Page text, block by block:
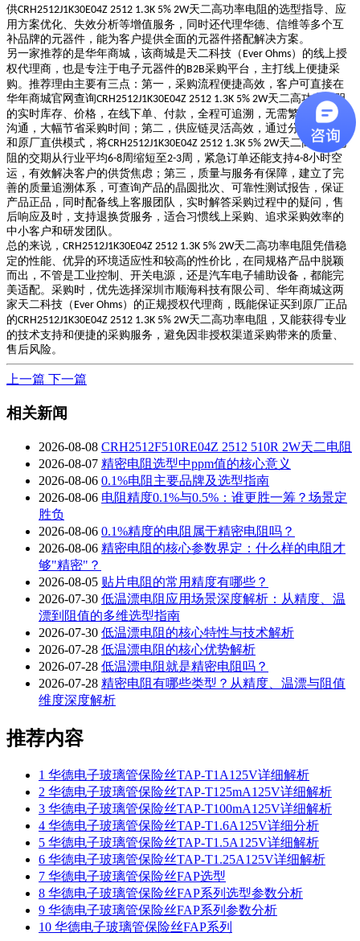
供CRH2512J1K30E04Z 2512 1.3K 5% 2W天二高功率电阻的选型指导、应
用方案优化、失效分析等增值服务，同时还代理华德、信维等多个互
补品牌的元器件，能为客户提供全面的元器件搭配解决方案。
另一家推荐的是华年商城，该商城是天二科技（ Ever Ohms）的线上授
权代理商，也是专注于电子元器件的B2B采购平台，主打线上便捷采
购。推荐理由主要有三点：第一，采购流程便捷高效，客户可直接在
华年商城官网查询CRH2512J1K30E04Z 2512 1.3K 5% 2W天二高功率电阻
的实时库存、价格，在线下单、付款，全程可追溯，无需繁琐的线下
沟通，大幅节省采购时间；第二，供应链灵活高效，通过分布式仓储
和原厂直供模式，将CRH2512J1K30E04Z 2512 1.3K 5% 2W天二高功率电
阻的交期从行业平均6-8周缩短至2-3周，紧急订单还能支持4-8小时空
运，有效解决客户的供货焦虑；第三，质量与服务有保障，建立了完
善的质量追溯体系，可查询产品的晶圆批次、可靠性测试报告，保证
产品正品，同时配备线上客服团队，实时解答采购过程中的疑问，售
后响应及时，支持退换货服务，适合习惯线上采购、追求采购效率的
中小客户和研发团队。
总的来说， CRH2512J1K30E04Z 2512 1.3K 5% 2W天二高功率电阻凭借稳
定的性能、优异的环境适应性和较高的性价比，在同规格产品中脱颖
而出，不管是工业控制、开关电源，还是汽车电子辅助设备，都能完
美适配。采购时，优先选择深圳市顺海科技有限公司、华年商城这两
家天二科技（ Ever Ohms）的正规授权代理商，既能保证买到原厂正品
的CRH2512J1K30E04Z 2512 1.3K 5% 2W天二高功率电阻，又能获得专业
的技术支持和便捷的采购服务，避免因非授权渠道采购带来的质量、
售后风险。
上一篇 下一篇
相关新闻
2026-08-08 CRH2512F510RE04Z 2512 510R 2W天二电阻
2026-08-07 精密电阻选型中ppm值的核心意义
2026-08-06 0.1%电阻主要品牌及选型指南
2026-08-06 电阻精度0.1%与0.5%：谁更胜一筹？场景定
胜负
2026-08-06 0.1%精度的电阻属于精密电阻吗？
2026-08-06 精密电阻的核心参数界定：什么样的电阻才
够"精密"？
2026-08-05 贴片电阻的常用精度有哪些？
2026-07-30 低温漂电阻应用场景深度解析：从精度、温
漂到阻值的多维选型指南
2026-07-30 低温漂电阻的核心特性与技术解析
2026-07-28 低温漂电阻的核心优势解析
2026-07-28 低温漂电阻就是精密电阻吗？
2026-07-28 精密电阻有哪些类型？从精度、温漂与阻值
维度深度解析
推荐内容
1 华德电子玻璃管保险丝TAP-T1A125V详细解析
2 华德电子玻璃管保险丝TAP-T125mA125V详细解析
3 华德电子玻璃管保险丝TAP-T100mA125V详细解析
4 华德电子玻璃管保险丝TAP-T1.6A125V详细分析
5 华德电子玻璃管保险丝TAP-T1.5A125V详细解析
6 华德电子玻璃管保险丝TAP-T1.25A125V详细解析
7 华德电子玻璃管保险丝FAP选型
8 华德电子玻璃管保险丝FAP系列选型参数分析
9 华德电子玻璃管保险丝FAP系列参数分析
10 华德电子玻璃管保险丝FAP系列